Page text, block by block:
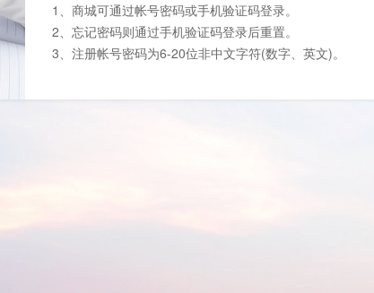
1、商城可通过帐号密码或手机验证码登录。
2、忘记密码则通过手机验证码登录后重置。
3、注册帐号密码为6-20位非中文字符(数字、英文)。